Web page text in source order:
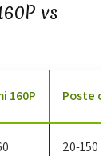
vs
160P Poste
20-150